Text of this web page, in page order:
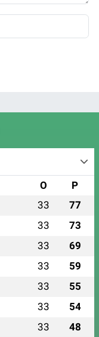
O P
33 77
33 73
33 69
33 59
33 55
33 54
33 48